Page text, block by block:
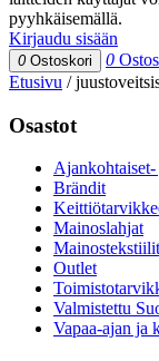
pyyhkäisemällä.
Kirjaudu sisään
0 Ostoskori 0
Etusivu /
Osastot
Ajankohtaiset-
Brändit
Mainoslahjat
Mainostekstiilit
Outlet
Valmistettu
Vapaa-ajan ja